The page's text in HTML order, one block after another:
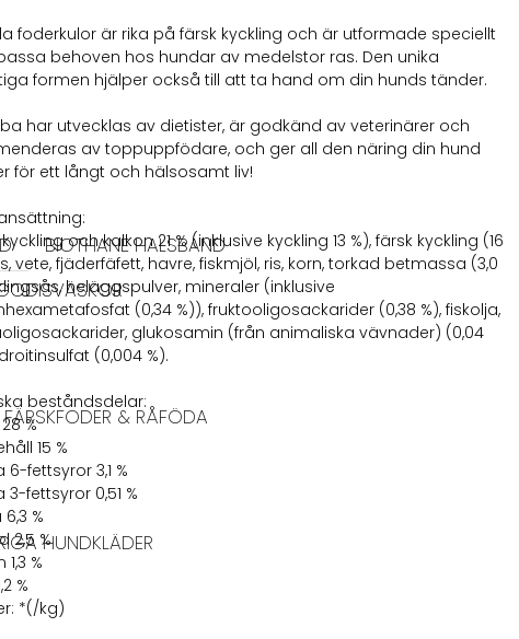
BIOTHANE HALSBAND
FÄRSKFODER & RÅFÖDA
HUNDKLÄDER
foderkulor är rika på färsk kyckling och är utformade speciellt
behoven hos hundar av medelstor ras. Den unika
formen hjälper också till att ta hand om din hunds tänder.
har utvecklas av dietister, är godkänd av veterinärer och
av toppuppfödare, och ger all den näring din hund
för ett långt och hälsosamt liv!
och kalkon 21 % (inklusive kyckling 13 %), färsk kyckling (16
vete, fjäderfäfett, havre, fiskmjöl, ris, korn, torkad betmassa (3,0
heläggspulver, mineraler (inklusive
(0,34 %)), fruktooligosackarider (0,38 %), fiskolja,
glukosamin (från animaliska vävnader) (0,04
(0,004 %).
beståndsdelar:
%
15 %
fettsyror 3,1 %
3-fettsyror 0,51 %
%
2,5 %
%
%
*(/kg)